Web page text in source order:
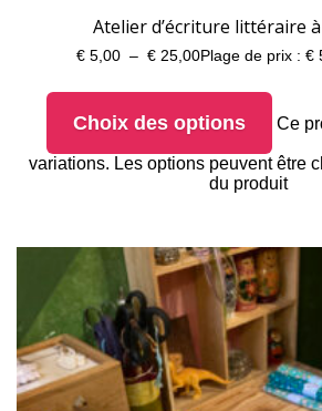
Atelier d’écriture littéraire
€5,00 – €25,00Plage de prix : €
Choix des options Ce
variations. Les options peuvent être
du produit